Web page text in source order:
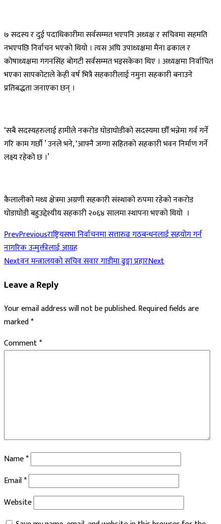
७ सदस्य र दुई पदाधिकारीमा सर्वसम्मत भएपनि अध्यक्ष र सचिवमा सहमति
नभएपछि निर्वाचन भएको थियो । त्यस अघि उपाध्यक्षमा मैना ढकाल र
कोषाध्यक्षमा गगनसिंह बोगटी सर्वसम्मत भइसकेका थिए । अध्यक्षमा निर्वाचित
भएका सापकोटाले केही वर्ष भित्रै सहकारीलाई नमुना सहकारी बनाउने
प्रतिबद्धता जनाएका छन् ।
‘सबै सदस्यहरुलाई हामीले नकरोड घोडाघोडीको सदस्यमा छौँ भन्नेमा गर्व गर्ने
गरि काम गर्छौ ’ उनले भने, ‘आफ्नै जग्गा सहितको सहकारी भवन निर्माण गर्ने
लक्ष्य रहेको छ ।’
कैलालीको मध्य क्षेत्रमा अग्रणी सहकारी संस्थाको रुपमा रहेको नकरोड
घोडाघोडी बहुउद्देश्यीय सहकारी २०६४ सालमा स्थापना भएको थियो ।
PrevPreviousराष्ट्रियसभा निर्वाचनमा सत्तारुढ गठबन्धनलाई सहयोग गर्न
नागरिक उन्मुक्तीलाई आग्रह
Nextवन मन्त्रालयको सचिव सवार गाडीमा ढुङ्गा प्रहारNext
Leave a Reply
Your email address will not be published.Required fields are
marked*
Comment*
Name*
Email*
Website